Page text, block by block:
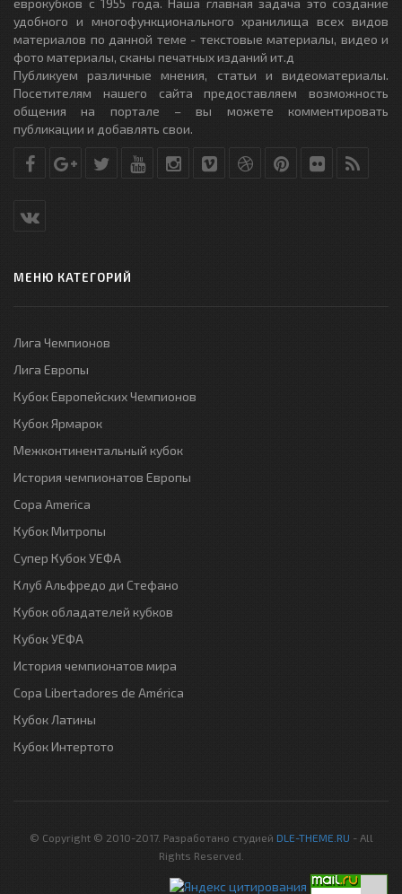
удобного и многофункционального хранилища всех видов
материалов по данной теме - текстовые материалы, видео и
фото материалы, сканы печатных изданий ит.д
Публикуем различные мнения, статьи и видеоматериалы.
Посетителям нашего сайта предоставляем возможность
общения на портале – вы можете комментировать
публикации и добавлять свои.
МЕНЮ КАТЕГОРИЙ
Лига Чемпионов
Лига Европы
Кубок Европейских Чемпионов
Кубок Ярмарок
Межконтинентальный кубок
История чемпионатов Европы
Copa America
Кубок Митропы
Супер Кубок УЕФА
Клуб Альфредо ди Стефано
Кубок обладателей кубков
Кубок УЕФА
История чемпионатов мира
Copa Libertadores de América
Кубок Латины
Кубок Интертото
© Copyright © 2010-2017. Разработано студией DLE-THEME.RU - All
Rights Reserved.